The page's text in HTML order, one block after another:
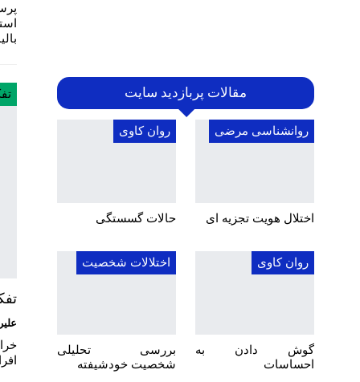
مقالات پربازدید سایت
روانشناسی مرضی
اختلال هویت تجزیه ای
روان کاوی
حالات گسستگی
روان کاوی
گوش دادن به
احساسات
اختلالات شخصیت
بررسی تحلیلی
شخصیت خودشیفته